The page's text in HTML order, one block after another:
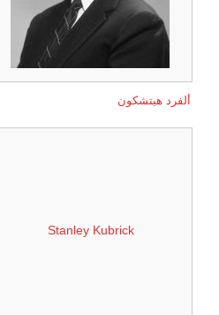
ألفرد هيتشكون
Stanley Kubrick